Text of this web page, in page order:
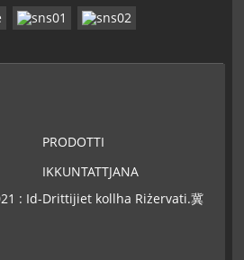
PRODOTTI
IKKUNTATTJANA
: Id-Drittijiet kollha Riżervati.冀